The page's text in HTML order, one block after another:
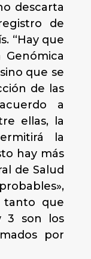
descarta
de
“Hay que
que se
de las
a
ellas, la
la
hay más
de Salud
tanto que
3 son los
por